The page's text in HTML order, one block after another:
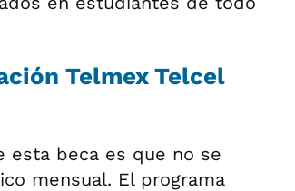
Telmex Telcel
esta beca es que no se
mensual. El programa